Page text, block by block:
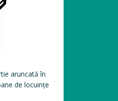
aruncată în
de locuințe